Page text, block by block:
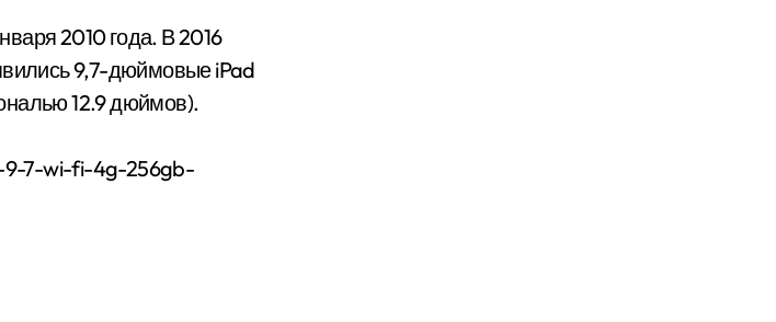
2010 года. В 2016
9,7-дюймовые iPad
12.9 дюймов).
9-7-wi-fi-4g-256gb-